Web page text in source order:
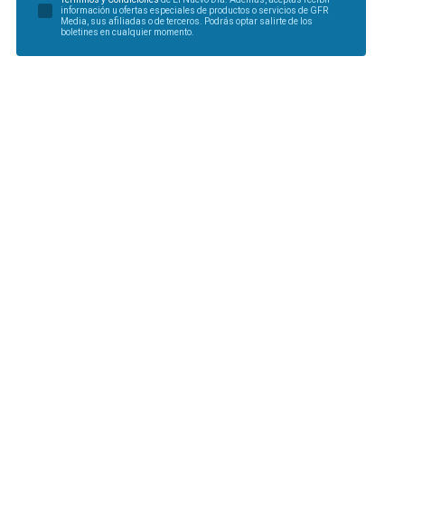
información u ofertas especiales de productos o servicios de GFR
Media, sus afiliadas o de terceros. Podrás optar salirte de los
boletines en cualquier momento.